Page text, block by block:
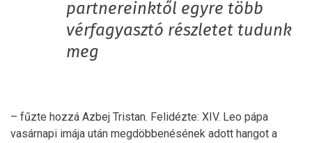
partnereinktől egyre több
vérfagyasztó részletet tudunk
meg
– fűzte hozzá Azbej Tristan. Felidézte: XIV. Leo pápa
vasárnapi imája után megdöbbenésének adott hangot a